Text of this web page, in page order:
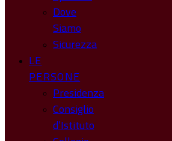
Dove
Siamo
Sicurezza
LE
PERSONE
Presidenza
Consiglio
d’Istituto